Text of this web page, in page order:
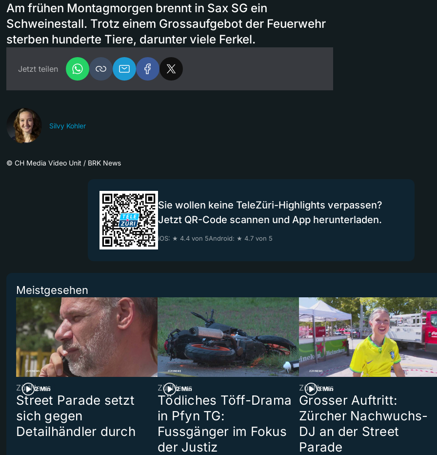
Am frühen Montagmorgen brennt in Sax SG ein
Schweinestall. Trotz einem Grossaufgebot der Feuerwehr
sterben hunderte Tiere, darunter viele Ferkel.
Jetzt teilen
Silvy Kohler
© CH Media Video Unit / BRK News
Sie wollen keine TeleZüri-Highlights verpassen?
Jetzt QR-Code scannen und App herunterladen.
iOS: ★ 4.4 von 5Android: ★ 4.7 von 5
Meistgesehen
2 Min
ZüriNews
Street Parade setzt
sich gegen
Detailhändler durch
2 Min
ZüriNews
Tödliches Töff-Drama
in Pfyn TG:
Fussgänger im Fokus
der Justiz
3 Min
ZüriNews
Grosser Auftritt:
Zürcher Nachwuchs-
DJ an der Street
Parade